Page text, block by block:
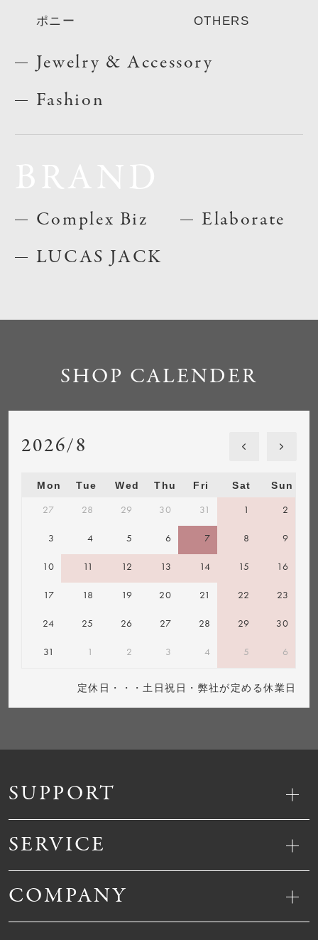
ポニー OTHERS
Jewelry & Accessory
Fashion
Complex Biz
LUCAS JACK
Elaborate
SUPPORT
SERVICE
COMPANY
SHOP CALENDER
2026/8
Mon Tue Wed Thu Fri Sat Sun
27 28 29 30 31 1 2
3 4 5 6 7 8 9
10 11 12 13 14 15 16
17 18 19 20 21 22 23
24 25 26 27 28 29 30
31 1 2 3 4 5 6
定休日・・・土日祝日・弊社が定める休業日